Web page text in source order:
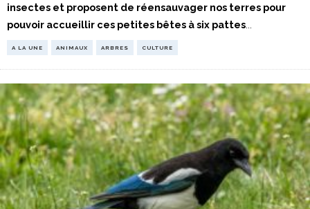
insectes et proposent de réensauvager nos terres pour
pouvoir accueillir ces petites bêtes à six pattes
A LA UNE ANIMAUX ARBRES CULTURE